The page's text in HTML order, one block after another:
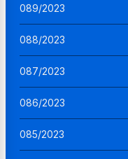
089/2023
088/2023
087/2023
086/2023
085/2023